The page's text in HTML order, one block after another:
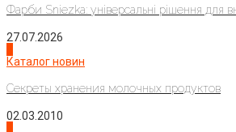
Фарби Sniezka: універсальні рішення для
27.07.2026
Каталог новин
Секреты хранения молочных продуктов
02.03.2010